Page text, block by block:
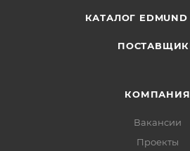
КАТАЛОГ EDMUND
КОМПАНИЯ
Вакансии
Проекты